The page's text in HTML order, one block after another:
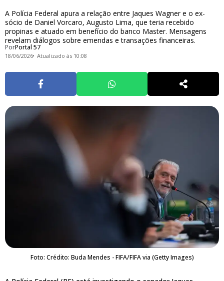
A Polícia Federal apura a relação entre Jaques Wagner e o ex-
sócio de Daniel Vorcaro, Augusto Lima, que teria recebido
propinas e atuado em benefício do banco Master. Mensagens
revelam diálogos sobre emendas e transações financeiras.
PorPortal 57
18/06/2026 Atualizado às 10:08
Foto: Crédito: Buda Mendes - FIFA/FIFA via (Getty Images)